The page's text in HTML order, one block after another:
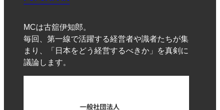
MCは古舘伊知郎。
毎回、第一線で活躍する経営者や識者たちが集
まり、「日本をどう経営するべきか」を真剣に
議論します。